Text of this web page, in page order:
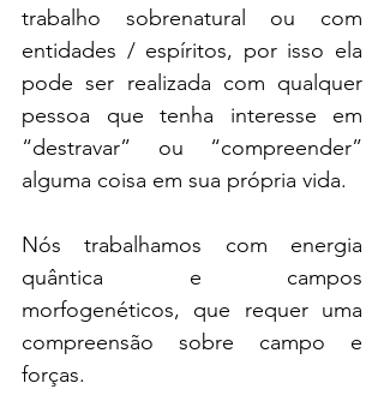
trabalho sobrenatural ou com
entidades / espíritos, por isso ela
pode ser realizada com qualquer
pessoa que tenha interesse em
“destravar” ou “compreender”
alguma coisa em sua própria vida.
Nós trabalhamos com energia
quântica e campos
morfogenéticos, que requer uma
compreensão sobre campo e
forças.